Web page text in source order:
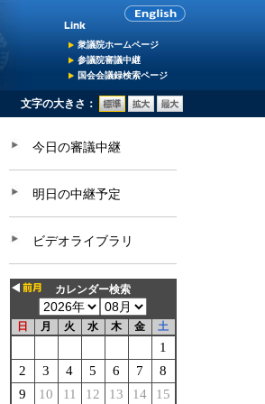
衆議院ホームページ
参議院審議中継
国会会議録検索ページ
文字の大きさ：
今日の審議中継
明日の中継予定
ビデオライブラリ
カレンダー検索
日 月 火 水 木 金 土
1
2
3 4 5 6 7
8
9
10 11 12 13 14
15